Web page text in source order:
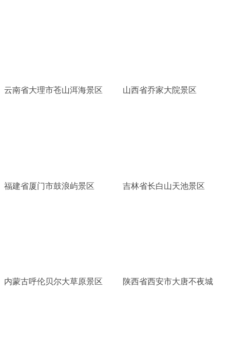
云南省大理市苍山洱海景区 山西省乔家大院景区
福建省厦门市鼓浪屿景区 吉林省长白山天池景区
内蒙古呼伦贝尔大草原景区 陕西省西安市大唐不夜城